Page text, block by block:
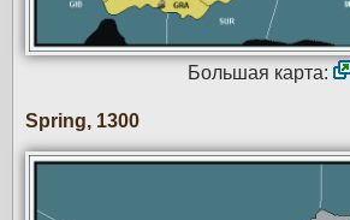
Большая карта:
Spring, 1300